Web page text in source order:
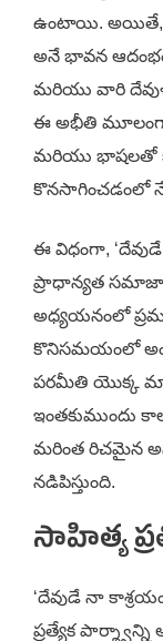
ఉంటాయి. అయితే,
అనే భావన
మరియు వారి
ఈ అభీతి
మరియు భాషలతో
కొనసాగించడంలో
ఈ విధంగా,
ప్రాధాన్యత
అధ్యయనంలో
కొనిసమయంలో
పరమీతి యొక్క
ఇంతకుముందు
మరింత రిచమైన
నడిపిస్తుంది.
సాహిత్య
‘దేవుడే నా
ప్రత్యేక పార్శ్వాన్ని